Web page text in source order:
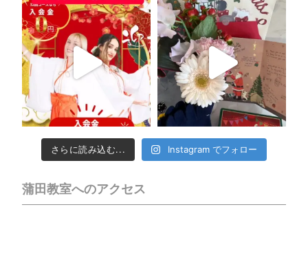
さらに読み込む... Instagram でフォロー
蒲田教室へのアクセス